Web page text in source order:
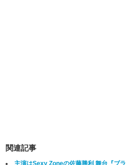
関連記事
主演はSexy Zoneの佐藤勝利 舞台『ブ